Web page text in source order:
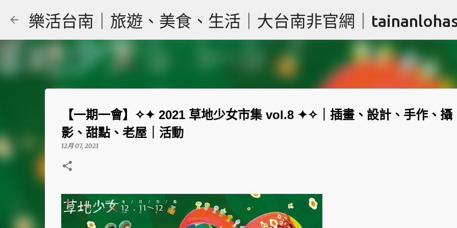
跳到主要內容
樂活台南｜旅遊、美食、生活｜大台南非官網｜
【一期一會】✧✦ 2021 草地少女市集 vol.8 ✦✧｜插畫、設計、手作、攝
影、甜點、老屋｜活動
12月 07, 2021